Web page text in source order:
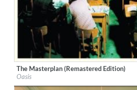
Label: Big Brother Recordings Ltd
Genre:
The Masterplan (Remastered Edition)
Oasis